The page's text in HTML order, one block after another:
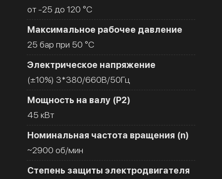
от -25 до 120 °C
Максимальное рабочее давление
25 бар при 50 °C
Электрическое напряжение
(±10%) 3*380/660В/50Гц
Мощность на валу (Р2)
45 кВт
Номинальная частота вращения (n)
~2900 об/мин
Степень защиты электродвигателя